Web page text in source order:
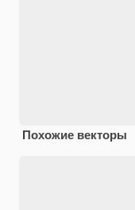
Похожие векторы